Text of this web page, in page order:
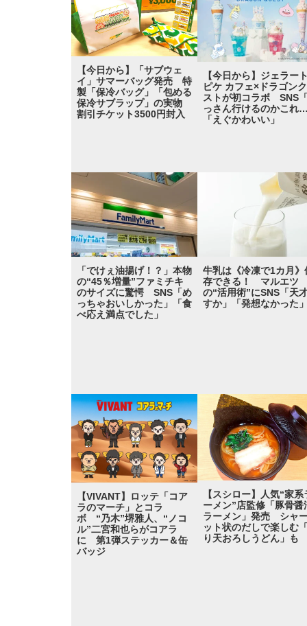
【今日から】「サブウェ
イ」サマーバッグ発売 特
製「保冷バッグ」「包める
保冷サブラップ」の実物
割引チケット3500円封入
【今日から】ジェラー
ピケ カフェ×ドラゴン
ストが初コラボ SNS
っさん行けるのかこれ
「えぐかわいい」
「でけぇ油揚げ！？」本物
の“45％増量”ファミチキ
のサイズに驚愕 SNS「め
っちゃおいしかった」「食
べ応え満点でした」
牛乳は《冷凍で1カ月》
存できる！ マルエツ
の“活用術”にSNS「天
すか」「発想なかった
【VIVANT】ロッテ「コア
ラのマーチ」とコラ
ボ “乃木”堺雅人、“ノコ
ル”二宮和也らがコアラ
に 第1弾ステッカー＆缶
バッジ
【スシロー】人気“家系
ーメン”店監修「豚骨醤
ラーメン」発売 シャ
ット状のだしで楽しむ
り天おろしうどん」も